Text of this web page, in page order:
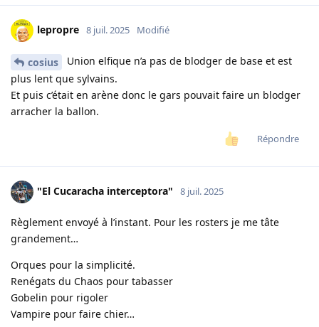
lepropre 8 juil. 2025 Modifié
cosius
Union elfique n’a pas de blodger de base et est
plus lent que sylvains.
Et puis c’était en arène donc le gars pouvait faire un blodger
arracher la ballon.
Répondre
"El Cucaracha interceptora" 8 juil. 2025
Règlement envoyé à l’instant. Pour les rosters je me tâte
grandement…
Orques pour la simplicité.
Renégats du Chaos pour tabasser
Gobelin pour rigoler
Vampire pour faire chier…